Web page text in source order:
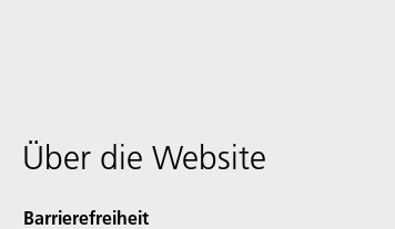
Über die Website
Barrierefreiheit